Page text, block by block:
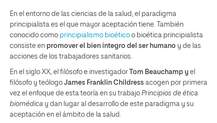
En el entorno de las ciencias de la salud, el paradigma
principialista es el que mayor aceptación tiene. También
conocido como principialismo bioético o bioética principialista
consiste en promover el bien íntegro del ser humano y de las
acciones de los trabajadores sanitarios.
En el siglo XX, el filósofo e investigador Tom Beauchamp y el
filósofo y teólogo James Franklin Childress acogen por primera
vez el enfoque de esta teoría en su trabajo Principios de ética
biomédica y dan lugar al desarrollo de este paradigma y su
aceptación en el ámbito de la salud.